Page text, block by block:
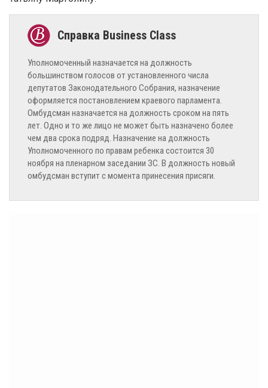
Уполномоченный назначается на должность
большинством голосов от установленного числа
депутатов Законодательного Собрания, назначение
оформляется постановлением краевого парламента.
Омбудсман назначается на должность сроком на пять
лет. Одно и то же лицо не может быть назначено более
чем два срока подряд. Назначение на должность
Уполномоченного по правам ребенка состоится 30
ноября на пленарном заседании ЗС. В должность новый
омбудсман вступит с момента принесения присяги.